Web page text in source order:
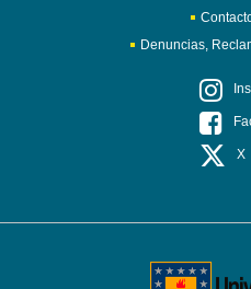
Denuncias,
X